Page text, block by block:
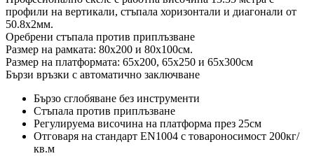
профили на вертикали, стъпала хоризонтали и диагонали от
50.8х2мм.
Оребрени стъпала против приплъзване
Размер на рамката: 80х200 и 80х100см.
Размер на платформата: 65х200, 65х250 и 65х300см
Бързи връзки с автоматично заключване
Бързо сглобяване без инструменти
Стъпала против приплъзване
Регулируема височина на платформа през 25см
Отговаря на стандарт EN1004 с товароносимост 200кг/
кв.м